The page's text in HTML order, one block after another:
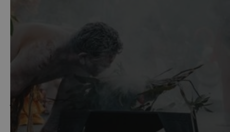
Když kapitán Cook objevil Austrálii, myslel si, že země
je neobydlená. Avšak jeho domněnka byla více než
mylná. Austrálci, jak se Aboridžincům též říká,
obydlují nepřetržitě oblast Austrálie již více než